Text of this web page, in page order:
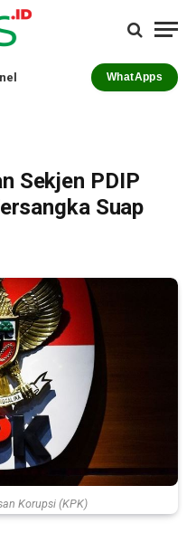
WhatApps
Sekjen PDIP
Suap
Korupsi (KPK)